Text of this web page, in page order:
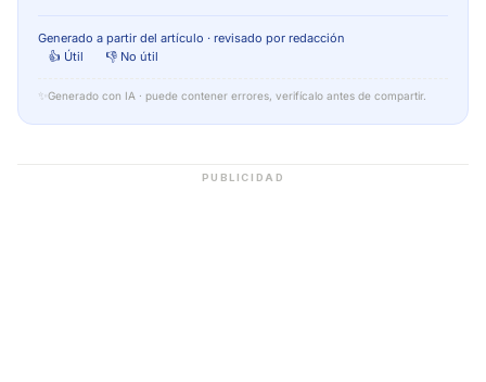
Generado a partir del artículo · revisado por redacción
👍 Útil
👎 No útil
✨ Generado con IA · puede contener errores, verifícalo antes de compartir.
PUBLICIDAD